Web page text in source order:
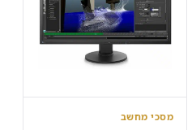
מסכי מחשב